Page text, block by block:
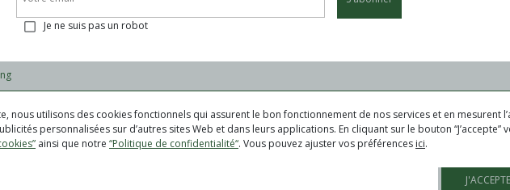
Je ne suis pas un robot
utilisons des cookies fonctionnels qui assurent le bon fonctionnement de nos services et en mesurent
personnalisées sur d’autres sites Web et dans leurs applications. En cliquant sur le bouton “J’accepte”
ainsi que notre “Politique de confidentialité“. Vous pouvez ajuster vos préférences ici.
J'ACCEPTE